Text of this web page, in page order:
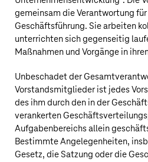
gemeinsam die Verantwortung
Geschäftsführung. Sie arbeiten
unterrichten sich gegenseitig
Maßnahmen und Vorgänge in
Unbeschadet der
Vorstandsmitglieder ist jedes
des ihm durch den in der
verankerten
Aufgabenbereichs allein
Bestimmte Angelegenheiten,
Gesetz, die Satzung oder die